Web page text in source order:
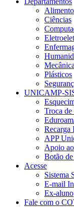
Ciências
Mecânica
Plásticos
UNICAMP-
Troca de
Recarga
APP
Apoio
Botão
Acesse
Sistema
E-mail
Ex-aluno
Fale com o